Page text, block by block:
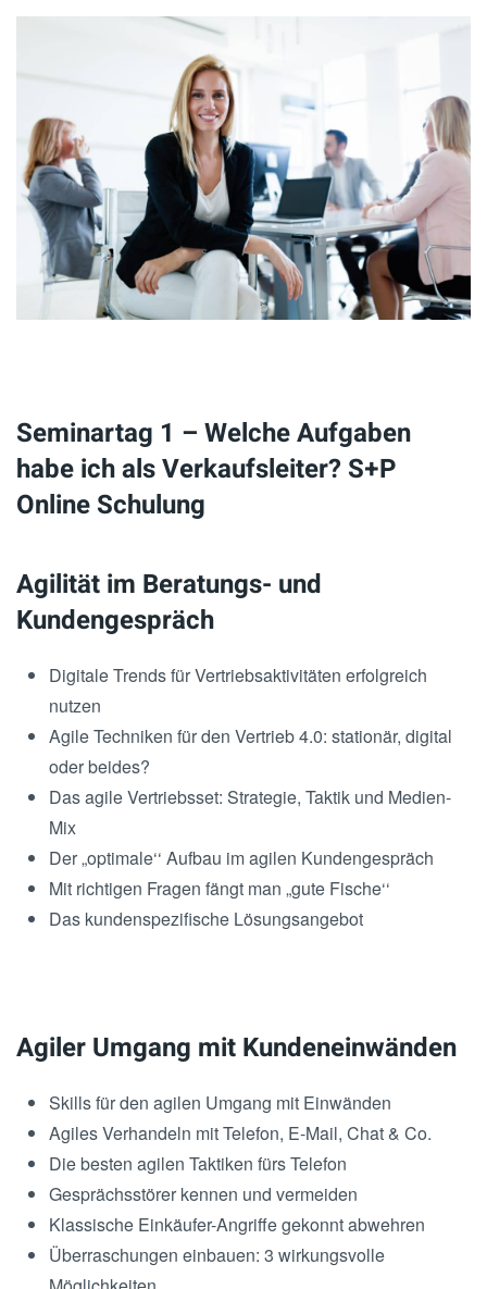
Seminartag 1 – Welche Aufgaben
habe ich als Verkaufsleiter? S+P
Online Schulung
Agilität im Beratungs- und
Kundengespräch
Digitale Trends für Vertriebsaktivitäten erfolgreich
nutzen
Agile Techniken für den Vertrieb 4.0: stationär, digital
oder beides?
Das agile Vertriebsset: Strategie, Taktik und Medien-
Mix
Der „optimale‘‘ Aufbau im agilen Kundengespräch
Mit richtigen Fragen fängt man „gute Fische‘‘
Das kundenspezifische Lösungsangebot
Agiler Umgang mit Kundeneinwänden
Skills für den agilen Umgang mit Einwänden
Agiles Verhandeln mit Telefon, E-Mail, Chat & Co.
Die besten agilen Taktiken fürs Telefon
Gesprächsstörer kennen und vermeiden
Klassische Einkäufer-Angriffe gekonnt abwehren
Überraschungen einbauen: 3 wirkungsvolle